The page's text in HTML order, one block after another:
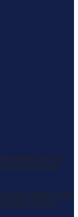
en
mínima y una
carne aviar: Chile
señal política